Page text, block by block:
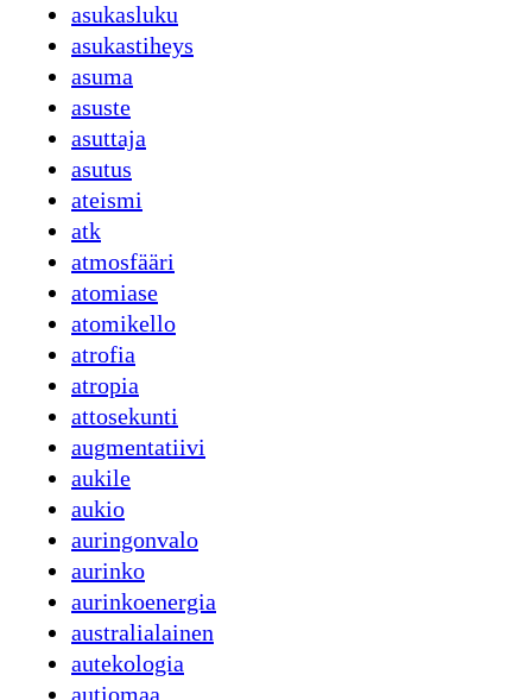
asukasluku
asukastiheys
asuma
asuste
asuttaja
asutus
ateismi
atk
atmosfääri
atomiase
atomikello
atrofia
atropia
attosekunti
augmentatiivi
aukile
aukio
auringonvalo
aurinko
aurinkoenergia
australialainen
autekologia
autiomaa